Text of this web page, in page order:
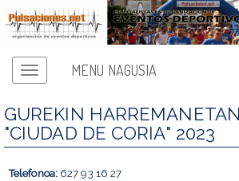
MENU NAGUSIA
GUREKIN
"CIUDAD DE CORIA" 2023
Telefonoa:627 93 16 27